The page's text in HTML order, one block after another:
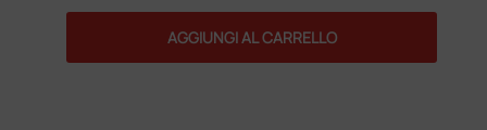
AGGIUNGI AL CARRELLO